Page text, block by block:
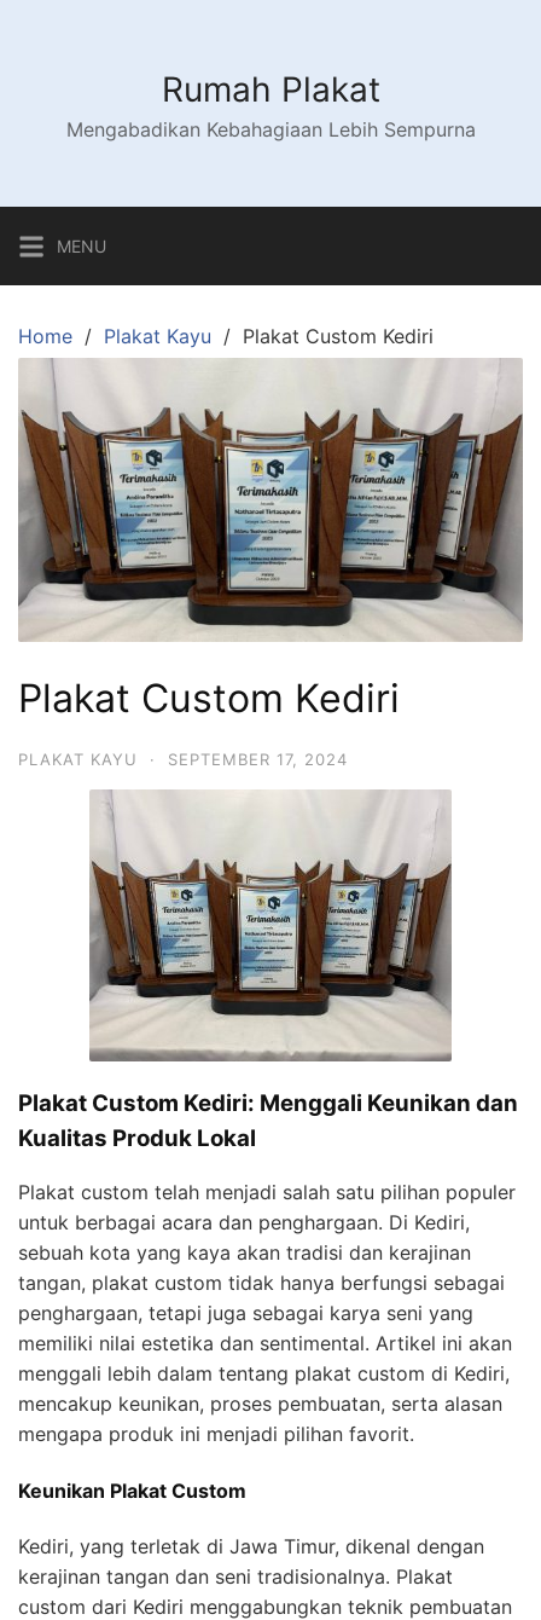
Rumah Plakat
Mengabadikan Kebahagiaan Lebih Sempurna
MENU
Home Plakat Kayu Plakat Custom Kediri
Plakat Custom Kediri
PLAKAT KAYU · SEPTEMBER 17, 2024
Plakat Custom Kediri: Menggali Keunikan dan
Kualitas Produk Lokal
Plakat custom telah menjadi salah satu pilihan populer
untuk berbagai acara dan penghargaan. Di Kediri,
sebuah kota yang kaya akan tradisi dan kerajinan
tangan, plakat custom tidak hanya berfungsi sebagai
penghargaan, tetapi juga sebagai karya seni yang
memiliki nilai estetika dan sentimental. Artikel ini akan
menggali lebih dalam tentang plakat custom di Kediri,
mencakup keunikan, proses pembuatan, serta alasan
mengapa produk ini menjadi pilihan favorit.
Keunikan Plakat Custom
Kediri, yang terletak di Jawa Timur, dikenal dengan
kerajinan tangan dan seni tradisionalnya. Plakat
custom dari Kediri menggabungkan teknik pembuatan